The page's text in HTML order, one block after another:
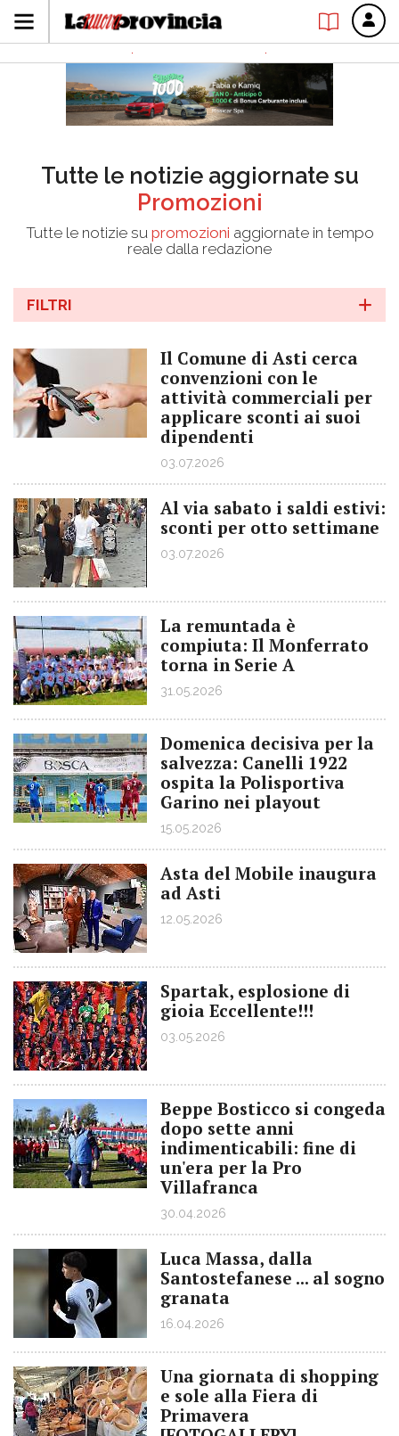
Tutte le notizie aggiornate su
Promozioni
Tutte le notizie su promozioni aggiornate in tempo
reale dalla redazione
FILTRI
Il Comune di Asti cerca
convenzioni con le
attività commerciali per
applicare sconti ai suoi
dipendenti
03.07.2026
Al via sabato i saldi estivi:
sconti per otto settimane
03.07.2026
La remuntada è
compiuta: Il Monferrato
torna in Serie A
31.05.2026
Domenica decisiva per la
salvezza: Canelli 1922
ospita la Polisportiva
Garino nei playout
15.05.2026
Asta del Mobile inaugura
ad Asti
12.05.2026
Spartak, esplosione di
gioia Eccellente!!!
03.05.2026
Beppe Bosticco si congeda
dopo sette anni
indimenticabili: fine di
un'era per la Pro
Villafranca
30.04.2026
Luca Massa, dalla
Santostefanese ... al sogno
granata
16.04.2026
Una giornata di shopping
e sole alla Fiera di
Primavera